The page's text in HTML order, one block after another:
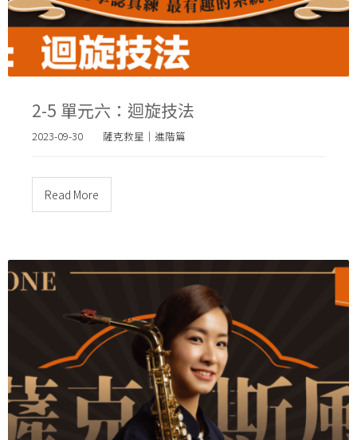
2-5 單元六：迴旋技法
2023-09-30 薩克救星｜進階篇
Read More